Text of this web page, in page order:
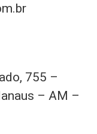
755 –
– AM –